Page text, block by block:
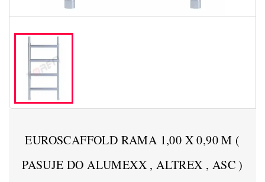
EUROSCAFFOLD RAMA 1,00 X 0,90 M (
PASUJE DO ALUMEXX , ALTREX , ASC )